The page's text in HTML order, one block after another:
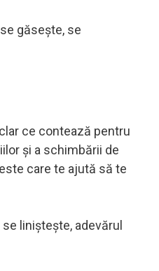
găsește, se
ce contează pentru
și a schimbării de
care te ajută să te
liniștește, adevărul